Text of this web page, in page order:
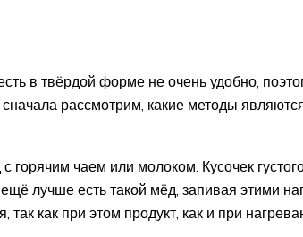
в твёрдой форме не очень удобно,
сначала рассмотрим, какие методы
горячим чаем или молоком. Кусочек
лучше есть такой мёд, запивая этими
так как при этом продукт, как и при